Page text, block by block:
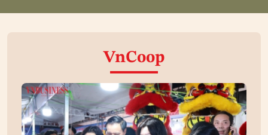
VnCoop